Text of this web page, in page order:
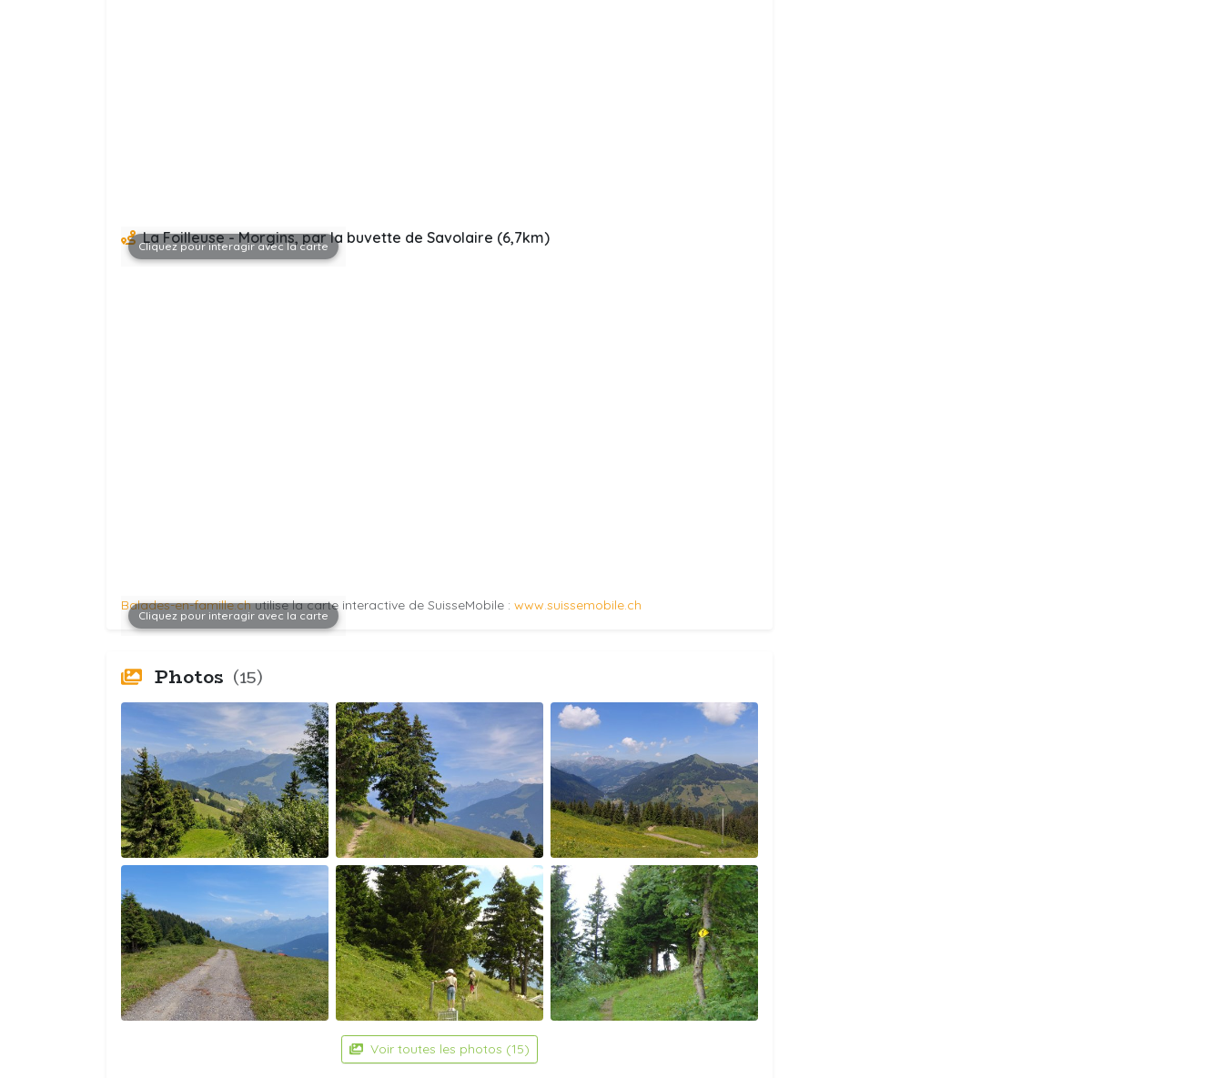
Cliquez pour interagir avec la carte
La Foilleuse - Morgins, par la buvette de Savolaire (6,7km)
Cliquez pour interagir avec la carte
Balades-en-famille.chutilise la carte interactive de SuisseMobile : www.suissemobile.ch
Photos (15)
Voir toutes les photos (15)